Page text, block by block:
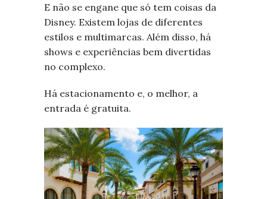
E não se engane que só tem coisas da
Disney. Existem lojas de diferentes
estilos e multimarcas. Além disso, há
shows e experiências bem divertidas
no complexo.
Há estacionamento e, o melhor, a
entrada é gratuita.